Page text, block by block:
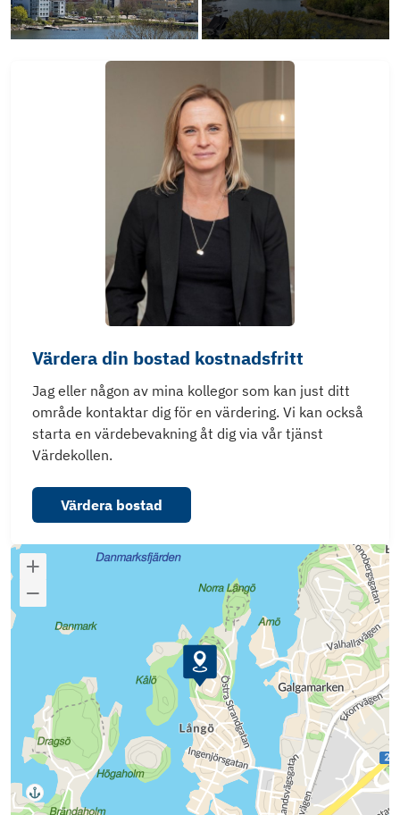
Värdera din bostad kostnadsfritt
Jag eller någon av mina kollegor som kan just ditt
område kontaktar dig för en värdering. Vi kan också
starta en värdebevakning åt dig via vår tjänst
Värdekollen.
Värdera bostad